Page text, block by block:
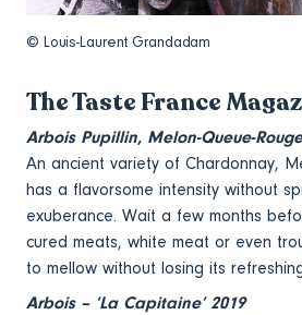
© Louis-Laurent Grandadam
The Taste France
Arbois Pupillin, Melon-Queue-
An ancient variety of Chardonnay,
has a flavorsome intensity without
exuberance. Wait a few months
cured meats, white meat or even
to mellow without losing its
Arbois – ‘La Capitaine’ 2019